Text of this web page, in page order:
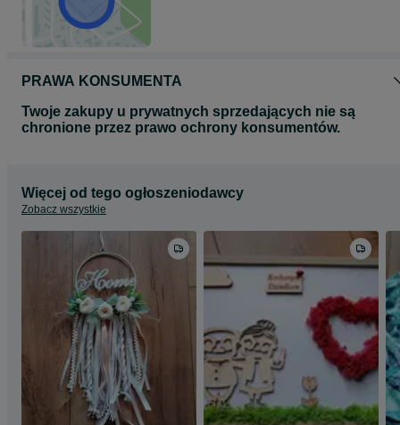
PRAWA KONSUMENTA
Twoje zakupy u prywatnych sprzedających nie są
chronione przez prawo ochrony konsumentów.
Więcej od tego ogłoszeniodawcy
Zobacz wszystkie